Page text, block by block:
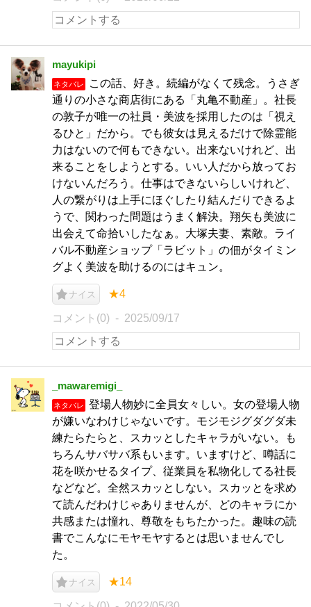
mayukipi
ネタバレ
この話、好き。続編がなくて残念。うさぎ
通りの小さな商店街にある「丸亀不動産」。社長
の敦子が唯一の社員・美波を採用したのは「視え
るひと」だから。でも彼女は見えるだけで除霊能
力はないので何もできない。出来ないけれど、出
来ることをしようとする。いい人だから放ってお
けないんだろう。仕事はできないらしいけれど、
人の繋がりは上手にほぐしたり結んだりできるよ
うで、関わった問題はうまく解決。翔矢も美波に
出会えて命拾いしたなぁ。大塚夫妻、素敵。ライ
バル不動産ショップ「ラビット」の佃がタイミン
グよく美波を助けるのにはキュン。
ナイス ★4
コメント(0) 2025/09/17
_mawaremigi_
ネタバレ
登場人物妙に全員女々しい。女の登場人物
が嫌いなわけじゃないです。モジモジグダグダ未
練たらたらと、スカッとしたキャラがいない。も
ちろんサバサバ系もいます。いますけど、噂話に
花を咲かせるタイプ、従業員を私物化してる社長
などなど。全然スカッとしない。スカッとを求め
て読んだわけじゃありませんが、どのキャラにか
共感または憧れ、尊敬をもちたかった。趣味の読
書でこんなにモヤモヤするとは思いませんでし
た。
ナイス ★14